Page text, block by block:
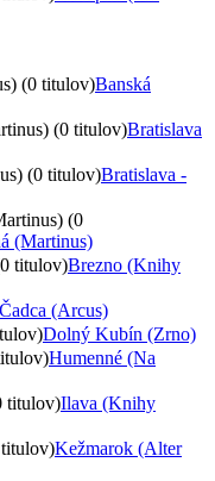
(0 titulov)Banská
(0 titulov)Bratislava
(0 titulov)Bratislava -
(0
(Martinus)
titulov)Brezno (Knihy
Čadca (Arcus)
Dolný Kubín (Zrno)
Humenné (Na
titulov)Ilava (Knihy
Kežmarok (Alter